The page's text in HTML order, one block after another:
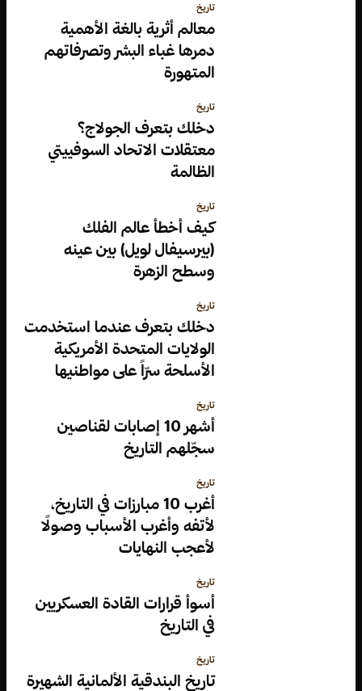
تاريخ
معالم أثرية بالغة الأهمية
دمرها غباء البشر وتصرفاتهم
المتهورة
تاريخ
دخلك بتعرف الجولاج؟
معتقلات الاتحاد السوفييتي
الظالمة
تاريخ
كيف أخطأ عالم الفلك
(بيرسيفال لويل) بين عينه
وسطح الزهرة
تاريخ
دخلك بتعرف عندما استخدمت
الولايات المتحدة الأمريكية
الأسلحة سرّاً على مواطنيها
تاريخ
أشهر 10 إصابات لقناصين
سجّلهم التاريخ
تاريخ
أغرب 10 مبارزات في التاريخ،
لأتفه وأغرب الأسباب وصولًا
لأعجب النهايات
تاريخ
أسوأ قرارات القادة العسكريين
في التاريخ
تاريخ
تاريخ البندقية الألمانية الشهيرة